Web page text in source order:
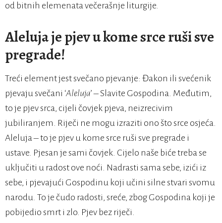
od bitnih elemenata večerašnje liturgije.
Aleluja je pjev u kome srce ruši sve
pregrade!
Treći element jest svečano pjevanje: Đakon ili svećenik
pjevaju svečani ‘Aleluja’ – Slavite Gospodina. Međutim,
to je pjev srca, cijeli čovjek pjeva, neizrecivim
jubiliranjem. Riječi ne mogu izraziti ono što srce osjeća.
Aleluja – to je pjev u kome srce ruši sve pregrade i
ustave. Pjesan je sami čovjek. Cijelo naše biće treba se
uključiti u radost ove noći. Nadrasti sama sebe, izići iz
sebe, i pjevajući Gospodinu koji učini silne stvari svomu
narodu. To je čudo radosti, sreće, zbog Gospodina koji je
pobijedio smrt i zlo. Pjev bez riječi.